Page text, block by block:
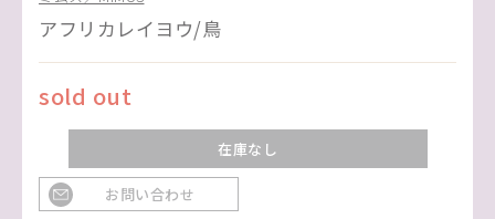
アフリカレイヨウ/鳥
sold out
在庫なし
お問い合わせ